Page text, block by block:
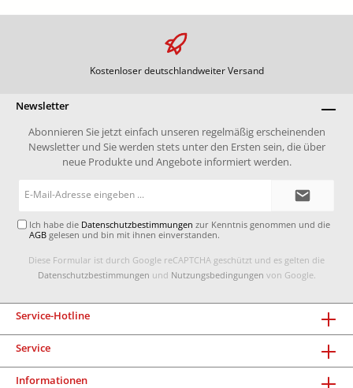
Kostenloser deutschlandweiter Versand
Newsletter
Abonnieren Sie jetzt einfach unseren regelmäßig erscheinenden
Newsletter und Sie werden stets unter den Ersten sein, die über
neue Produkte und Angebote informiert werden.
Ich habe die Datenschutzbestimmungen zur Kenntnis genommen und die
AGB gelesen und bin mit ihnen einverstanden.
Diese Formular ist durch Google reCAPTCHA geschützt und es gelten die
Datenschutzbestimmungen und Nutzungsbedingungen von Google.
Service-Hotline
Service
Informationen